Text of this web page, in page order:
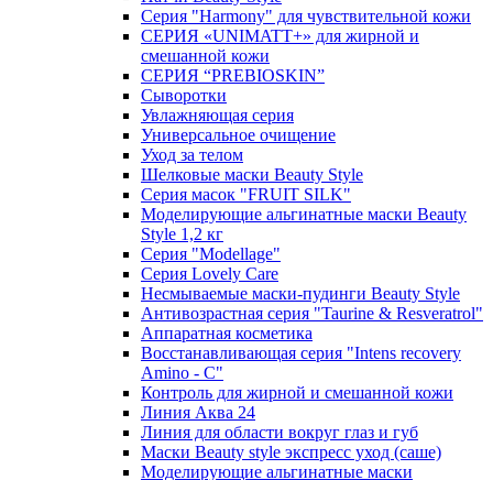
Серия "Harmony" для чувствительной кожи
СЕРИЯ «UNIMATT+» для жирной и
смешанной кожи
СЕРИЯ “PREBIOSKIN”
Сыворотки
Увлажняющая серия
Универсальное очищение
Уход за телом
Шелковые маски Beauty Style
Серия масок "FRUIT SILK"
Моделирующие альгинатные маски Beauty
Style 1,2 кг
Серия "Modellage"
Cерия Lovely Care
Несмываемые маски-пудинги Beauty Style
Антивозрастная серия "Taurine & Resveratrol"
Аппаратная косметика
Восстанавливающая серия "Intens recovery
Amino - C"
Контроль для жирной и смешанной кожи
Линия Аква 24
Линия для области вокруг глаз и губ
Маски Beauty style экспресс уход (саше)
Моделирующие альгинатные маски